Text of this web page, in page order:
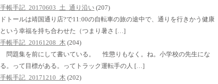
手帳手記_20170603_土_通り沿い (207)
ドトールは靖国通り店?で11:00の自転車の旅の途中で、通りを行きかう健康
という幸福を持ち合わせた（つまり暑さ […]
手帳手記_20161208_木 (204)
問題集を前にして書いている。 性懲りもなく。ね。小学校の先生にな
る。って目標がある。ってトラック運転手の人 […]
手帳手記_20171210_木 (202)